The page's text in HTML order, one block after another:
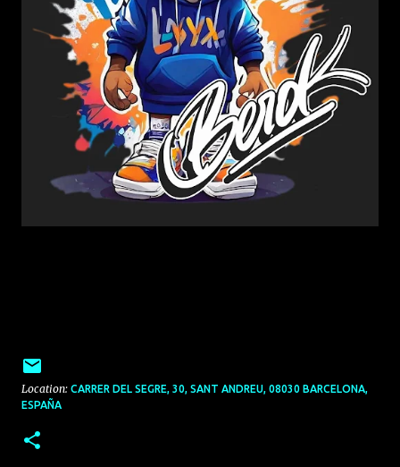
Location: CARRER DEL SEGRE, 30, SANT ANDREU, 08030 BARCELONA,
ESPAÑA